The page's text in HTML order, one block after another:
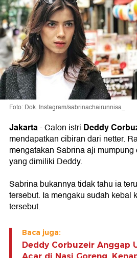
Foto: Dok. Instagram/sabrinachairunnisa_
Jakarta- Calon istri Deddy
mendapatkan cibiran dari netter.
mengatakan Sabrina aji
yang dimiliki Deddy.
Sabrina bukannya tidak tahu ia
tersebut. Ia mengaku sudah kebal
tersebut.
Baca juga:
Deddy Corbuzeir Anggap
Acar di Nasi Goreng,